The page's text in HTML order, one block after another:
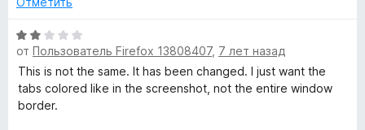
s
»
н
а
1
и
з
О
ц
е
н
е
от Пользователь Firefox 13808407, 7 лет назад
This is not the same. It has been changed. I just want the
tabs colored like in the screenshot, not the entire window
border.